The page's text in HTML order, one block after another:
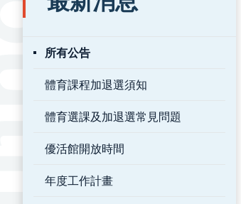
所有公告
體育課程加退選須知
體育選課及加退選常見問題
優活館開放時間
年度工作計畫